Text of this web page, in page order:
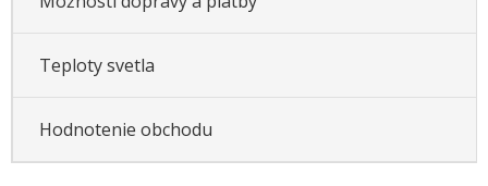
Teploty svetla
Hodnotenie obchodu